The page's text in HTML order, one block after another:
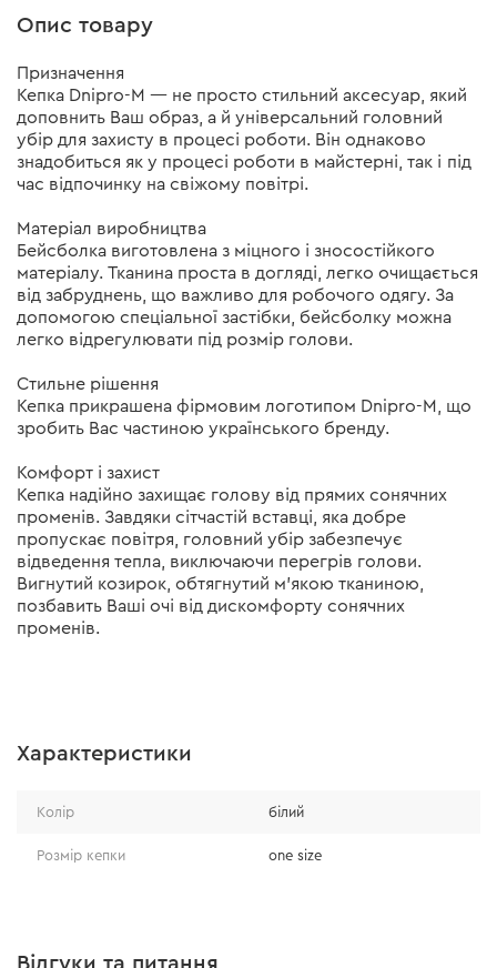
Опис товару
Призначення
Кепка Dnipro-M — не просто стильний аксесуар, який
доповнить Ваш образ, а й універсальний головний
убір для захисту в процесі роботи. Він однаково
знадобиться як у процесі роботи в майстерні, так і під
час відпочинку на свіжому повітрі.
Матеріал виробництва
Бейсболка виготовлена з міцного і зносостійкого
матеріалу. Тканина проста в догляді, легко очищається
від забруднень, що важливо для робочого одягу. За
допомогою спеціальної застібки, бейсболку можна
легко відрегулювати під розмір голови.
Стильне рішення
Кепка прикрашена фірмовим логотипом Dnipro-M, що
зробить Вас частиною українського бренду.
Комфорт і захист
Кепка надійно захищає голову від прямих сонячних
променів. Завдяки сітчастій вставці, яка добре
пропускає повітря, головний убір забезпечує
відведення тепла, виключаючи перегрів голови.
Вигнутий козирок, обтягнутий м'якою тканиною,
позбавить Ваші очі від дискомфорту сонячних
променів.
Характеристики
Колір білий
Розмір кепки one size
Відгуки та питання